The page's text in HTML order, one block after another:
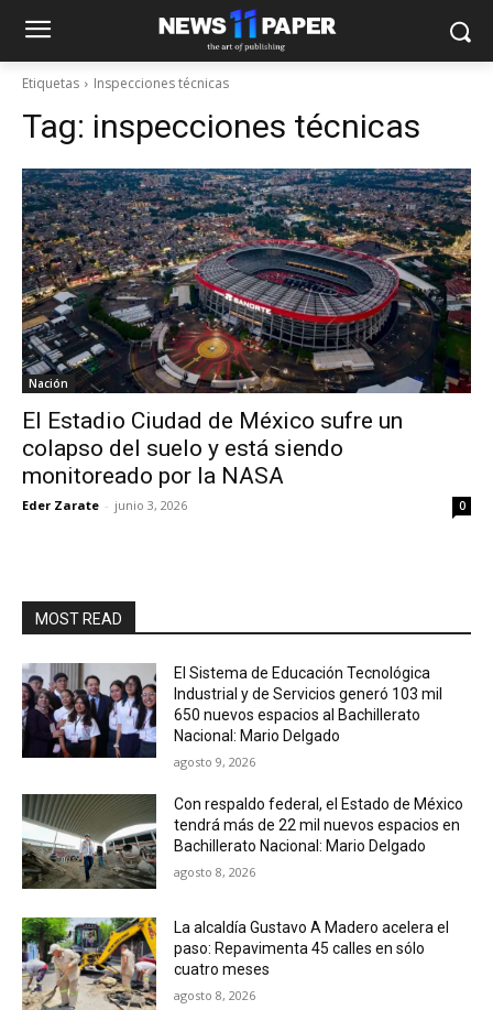
Etiquetas Inspecciones técnicas
Tag: inspecciones técnicas
Nación
El Estadio Ciudad de México sufre un
colapso del suelo y está siendo
monitoreado por la NASA
Eder Zarate - junio 3, 2026 0
MOST READ
El Sistema de Educación Tecnológica
Industrial y de Servicios generó 103 mil
650 nuevos espacios al Bachillerato
Nacional: Mario Delgado
agosto 9, 2026
Con respaldo federal, el Estado de México
tendrá más de 22 mil nuevos espacios en
Bachillerato Nacional: Mario Delgado
agosto 8, 2026
La alcaldía Gustavo A Madero acelera el
paso: Repavimenta 45 calles en sólo
cuatro meses
agosto 8, 2026